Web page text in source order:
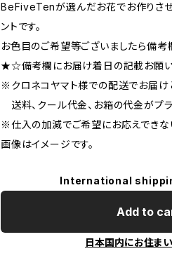
BeFiveTenが選んだお花でお作りさ
ントです。
お色目のご希望等ございましたら備考
★☆備考欄にお届け着日の記載お願
※クロネコヤマト様での配送でお届け
送料、クール代金、お箱の代金がプラ
※仕入の加減でご希望にお応えできな
画像はイメージです。
International
Add to
日本国内にお住ま